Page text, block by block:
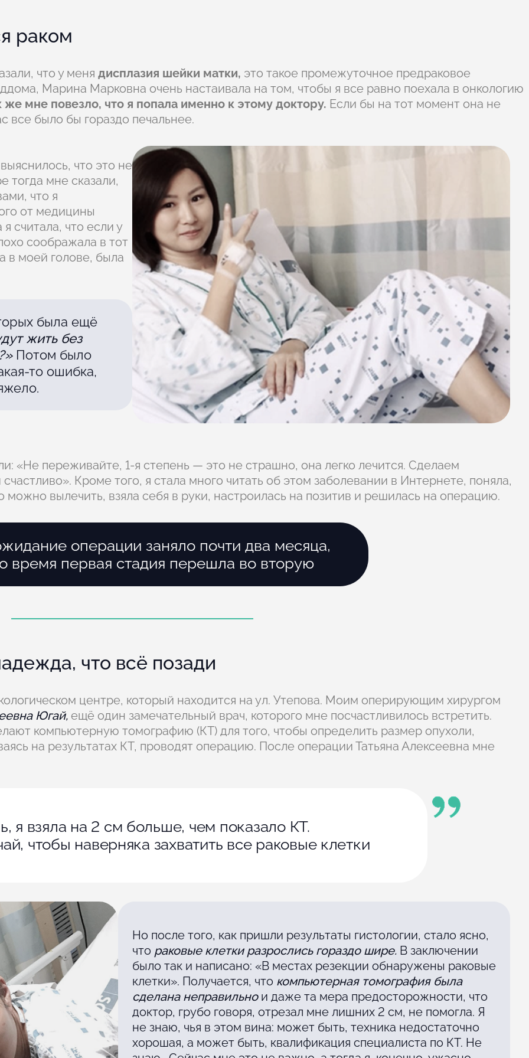
раком
что у меня дисплазия шейки матки, это такое промежуточное предраковое
Марина Марковна очень настаивала на том, чтобы я все равно поехала в онкологию
же мне повезло, что я попала именно к этому доктору. Если бы на тот момент она не
все было бы гораздо печальнее.
что это не
тогда мне сказали,
что я
от медицины
считала, что если у
соображала в тот
в моей голове, была
была ещё
жить без
Потом было
то ошибка,
«Не переживайте, 1-я степень — это не страшно, она легко лечится. Сделаем
Кроме того, я стала много читать об этом заболевании в Интернете, поняла,
можно вылечить, взяла себя в руки, настроилась на позитив и решилась на операцию.
операции заняло почти два месяца,
время первая стадия перешла во вторую
что всё позади
центре, который находится на ул. Утепова. Моим оперирующим хирургом
Югай, ещё один замечательный врач, которого мне посчастливилось встретить.
компьютерную томографию (КТ) для того, чтобы определить размер опухоли,
на результатах КТ, проводят операцию. После операции Татьяна Алексеевна мне
я взяла на 2 см больше, чем показало КТ.
чтобы наверняка захватить все раковые клетки
Но после того, как пришли результаты гистологии, стало ясно,
что раковые клетки разрослись гораздо шире. В заключении
было так и написано: «В местах резекции обнаружены раковые
клетки». Получается, что компьютерная томография была
сделана неправильно и даже та мера предосторожности, что
доктор, грубо говоря, отрезал мне лишних 2 см, не помогла. Я
не знаю, чья в этом вина: может быть, техника недостаточно
хорошая, а может быть, квалификация специалиста по КТ. Не